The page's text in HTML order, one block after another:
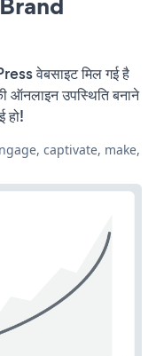
वेबसाइट मिल गई है
उपस्थिति बनाने
हो!
captivate, make,